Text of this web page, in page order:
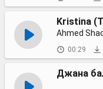
Kristina
Ahmed
00:29
Джана